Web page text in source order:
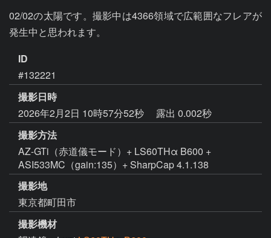
02/02の太陽です。撮影中は4366領域で広範囲なフレアが
発生中と思われます。
ID
#132221
撮影日時
2026年2月2日 10時57分52秒
露出 0.002秒
撮影方法
AZ-GTi（赤道儀モード）+ LS60THα B600 +
ASI533MC（gain:135）+ SharpCap 4.1.138
撮影地
東京都町田市
撮影機材